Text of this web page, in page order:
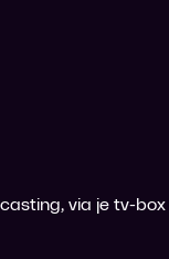
via je tv-box